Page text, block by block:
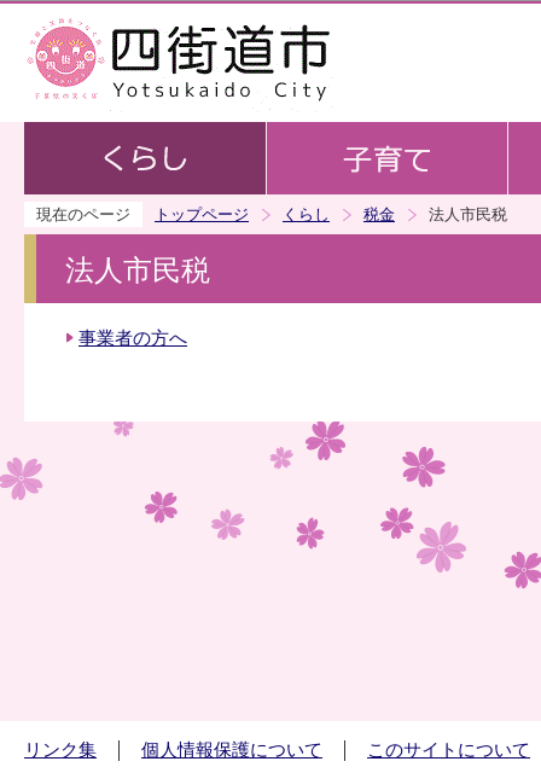
現在のページ トップページ くらし 税金 法人市民税
法人市民税
事業者の方へ
リンク集 個人情報保護について このサイトについて